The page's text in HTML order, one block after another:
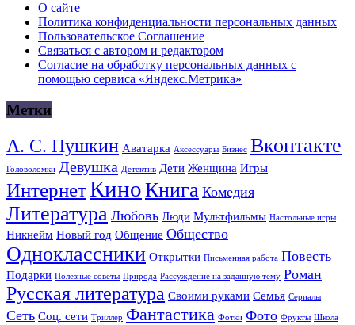
О сайте
Политика конфиденциальности персональных данных
Пользовательское Соглашение
Связаться с автором и редактором
Согласие на обработку персональных данных с
помощью сервиса «Яндекс.Метрика»
Метки
А. С. Пушкин Аватарка Аксессуары Бизнес Вконтакте
Головоломки Девушка Детектив Дети Женщина Игры
ИнтернетКиноКнига Комедия
Литература Любовь Люди Мультфильмы Настольные игры
Никнейм Новый год Общение Общество
Одноклассники Открытки Письменная работа Повесть
Подарки Полезные советы Природа Рассуждение на заданную тему Роман
Русская литература Своими руками Семья Сериалы
Сеть Соц. сети Триллер Фантастика Фотки Фото Фрукты Школа